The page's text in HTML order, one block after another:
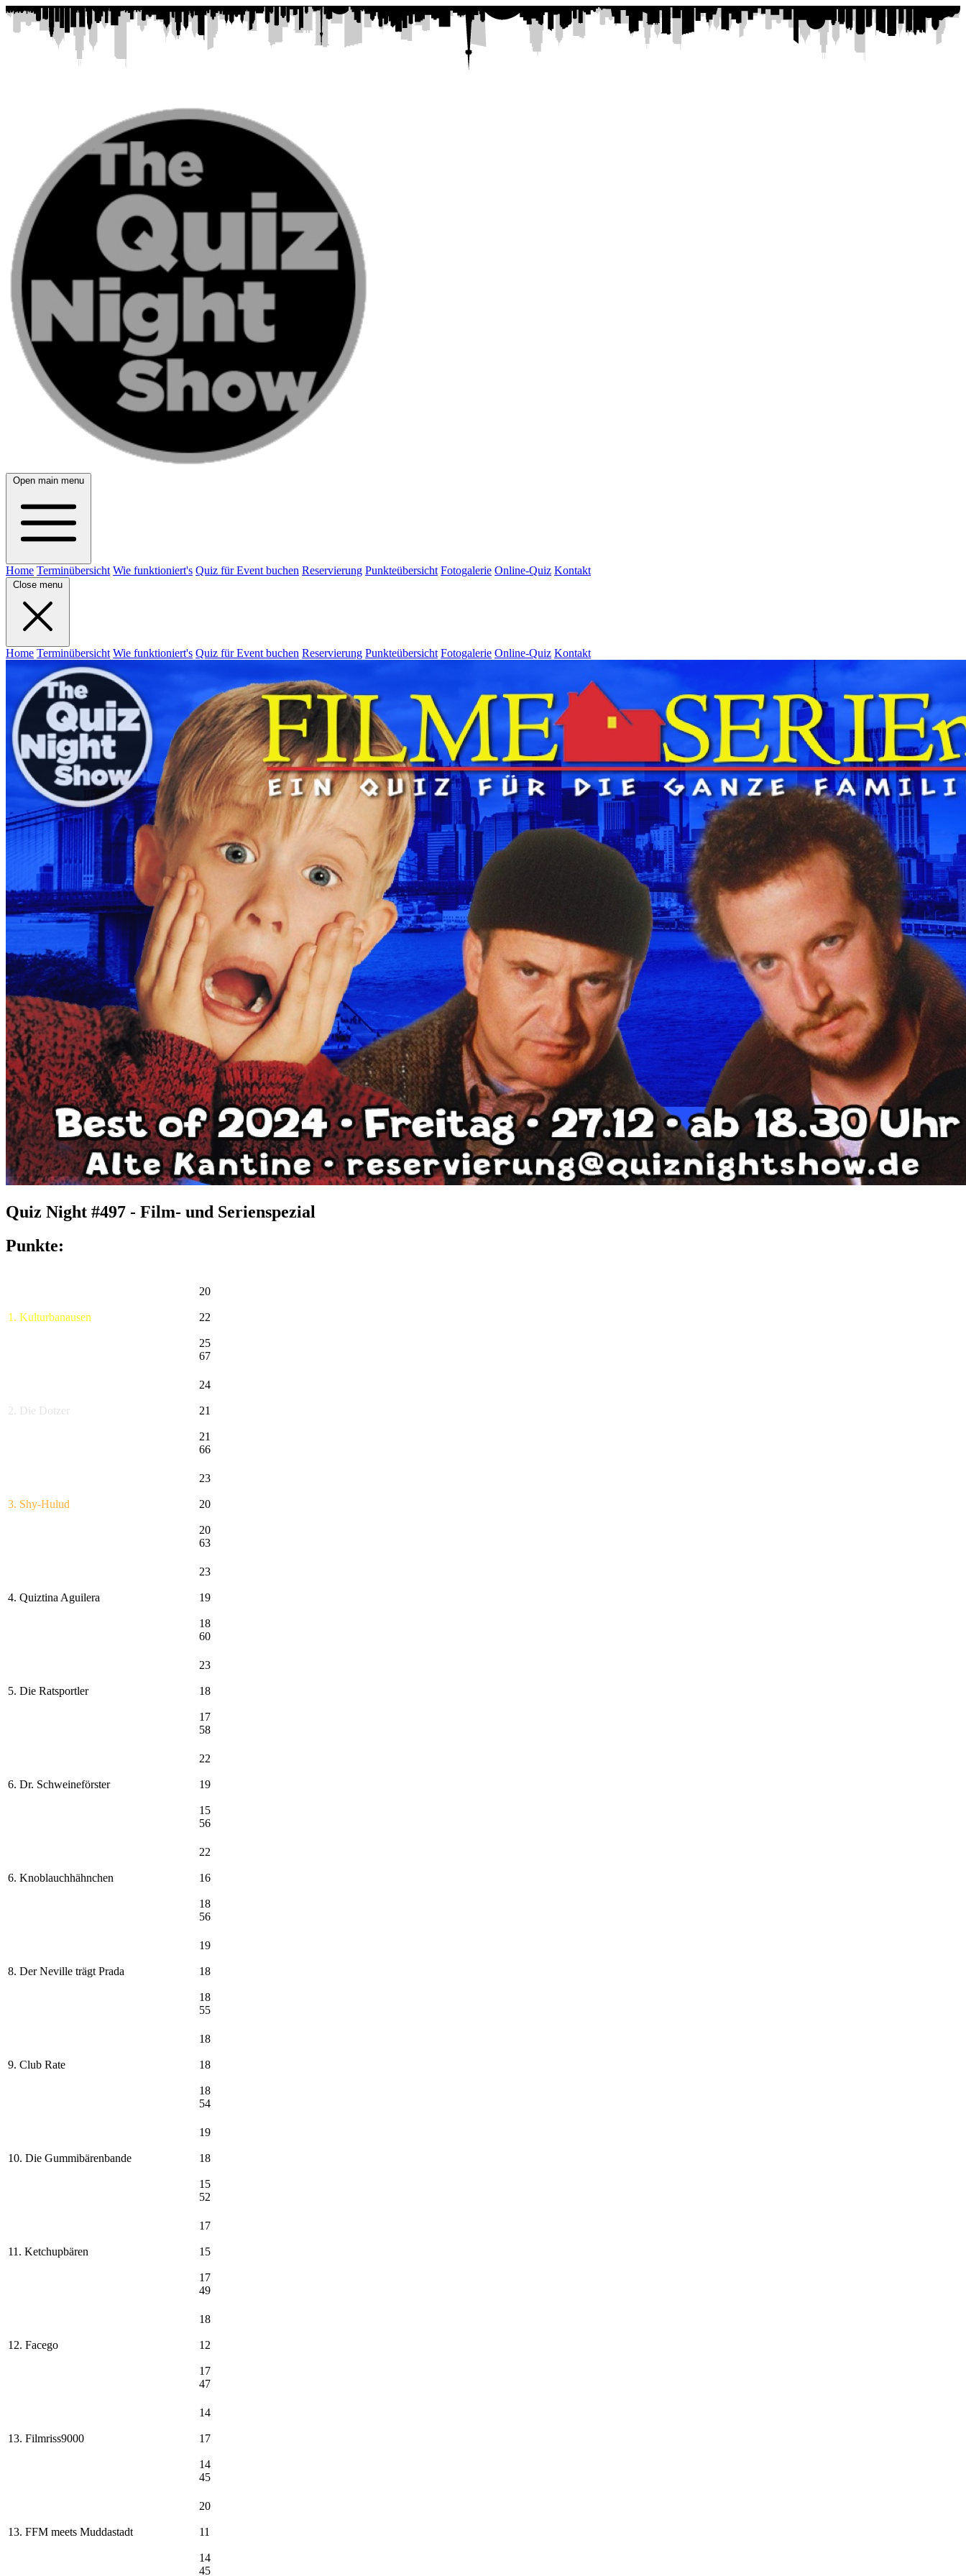
Open main menu
Home Terminübersicht Wie funktioniert's Quiz für Event buchen Reservierung Punkteübersicht Fotogalerie Online-Quiz Kontakt
Close menu
Home Terminübersicht Wie funktioniert's Quiz für Event buchen Reservierung Punkteübersicht Fotogalerie Online-Quiz Kontakt
Quiz Night #497 - Film- und Serienspezial
Punkte:
1. Kulturbanausen
20
22
25
67
2. Die Dotzer
24
21
21
66
3. Shy-Hulud
23
20
20
63
4. Quiztina Aguilera
23
19
18
60
5. Die Ratsportler
23
18
17
58
6. Dr. Schweineförster
22
19
15
56
6. Knoblauchhähnchen
22
16
18
56
8. Der Neville trägt Prada
19
18
18
55
9. Club Rate
18
18
18
54
10. Die Gummibärenbande
19
18
15
52
11. Ketchupbären
17
15
17
49
12. Facego
18
12
17
47
13. Filmriss9000
14
17
14
45
13. FFM meets Muddastadt
20
11
14
45